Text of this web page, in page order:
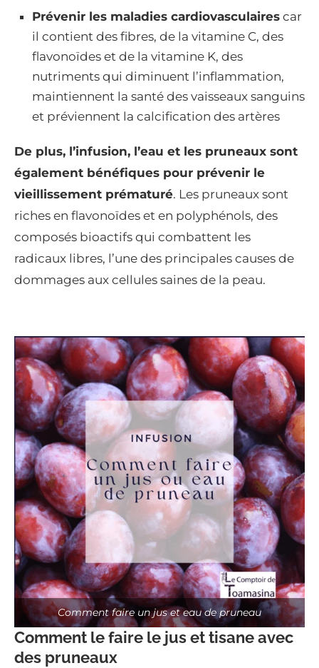
Prévenir les maladies cardiovasculaires car
il contient des fibres, de la vitamine C, des
flavonoïdes et de la vitamine K, des
nutriments qui diminuent l’inflammation,
maintiennent la santé des vaisseaux sanguins
et préviennent la calcification des artères
De plus, l’infusion, l’eau et les pruneaux sont
également bénéfiques pour prévenir le
vieillissement prématuré. Les pruneaux sont
riches en flavonoïdes et en polyphénols, des
composés bioactifs qui combattent les
radicaux libres, l’une des principales causes de
dommages aux cellules saines de la peau.
Comment faire un jus et eau de pruneau
Comment le faire le jus et tisane avec
des pruneaux